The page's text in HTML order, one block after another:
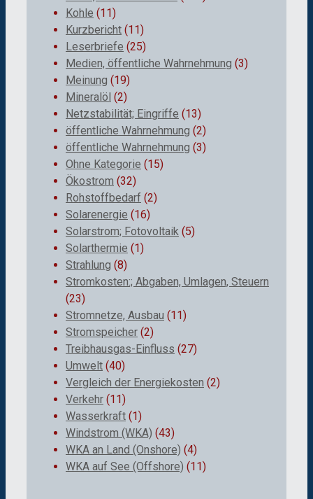
Kohle (11)
Kurzbericht (11)
Leserbriefe (25)
Medien, öffentliche Wahrnehmung (3)
Meinung (19)
Mineralöl (2)
Netzstabilität; Eingriffe (13)
öffentliche Wahrnehmung (2)
öffentliche Wahrnehmung (3)
Ohne Kategorie (15)
Ökostrom (32)
Rohstoffbedarf (2)
Solarenergie (16)
Solarstrom; Fotovoltaik (5)
Solarthermie (1)
Strahlung (8)
Stromkosten:; Abgaben, Umlagen, Steuern
(23)
Stromnetze, Ausbau (11)
Stromspeicher (2)
Treibhausgas-Einfluss (27)
Umwelt (40)
Vergleich der Energiekosten (2)
Verkehr (11)
Wasserkraft (1)
Windstrom (WKA) (43)
WKA an Land (Onshore) (4)
WKA auf See (Offshore) (11)